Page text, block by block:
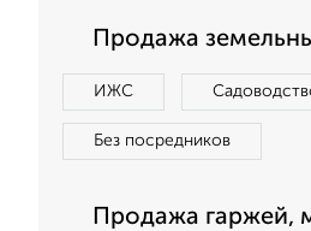
Продажа
ИЖС
Без посредников
Продажа гаржей,